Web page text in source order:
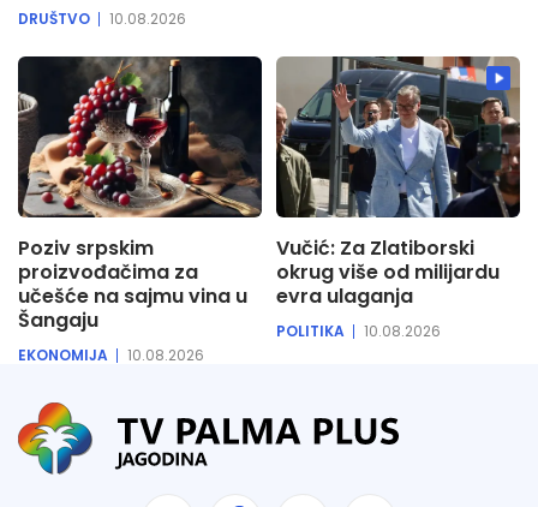
DRUŠTVO 10.08.2026
Poziv srpskim
proizvođačima za
učešće na sajmu vina u
Šangaju
EKONOMIJA 10.08.2026
Vučić: Za Zlatiborski
okrug više od milijardu
evra ulaganja
POLITIKA 10.08.2026